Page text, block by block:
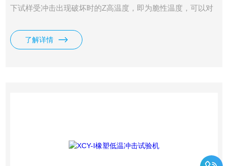
下试样受冲击出现破坏时的Z高温度，即为脆性温度，可以对
鉴定、温度和低温性能的优劣。
了解详情